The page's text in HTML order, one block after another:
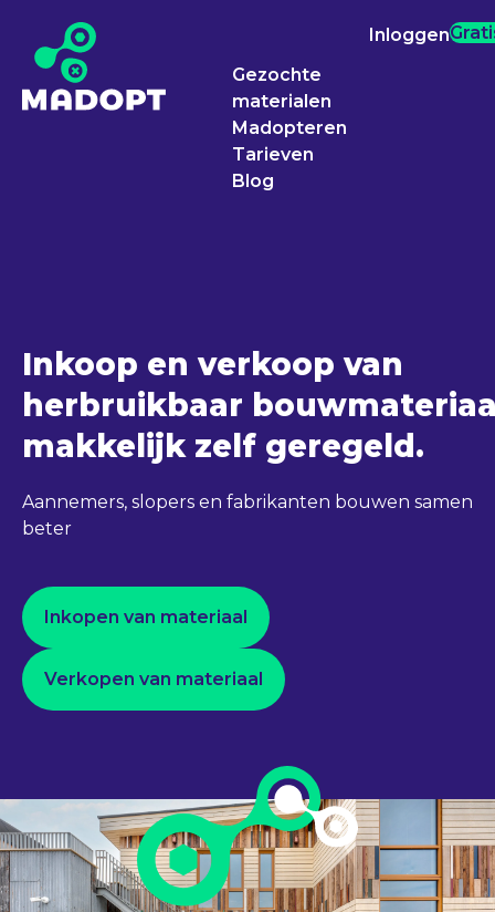
Gezochte
materialen
Madopteren
Tarieven
Blog
Inloggen
Inkoop en verkoop van
herbruikbaar
makkelijk zelf geregeld.
Aannemers, slopers en fabrikanten bouwen samen
beter
Inkopen van materiaal
Verkopen van materiaal